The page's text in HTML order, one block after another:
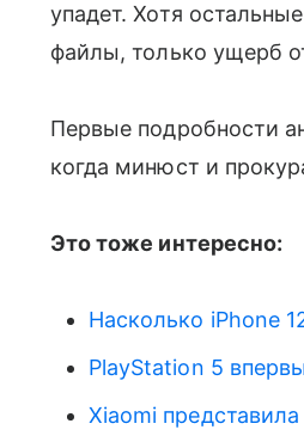
упадет. Хотя
файлы, только ущерб
Первые подробности
когда минюст и
Это тоже интересно:
Насколько iPhone
PlayStation 5
Xiaomi